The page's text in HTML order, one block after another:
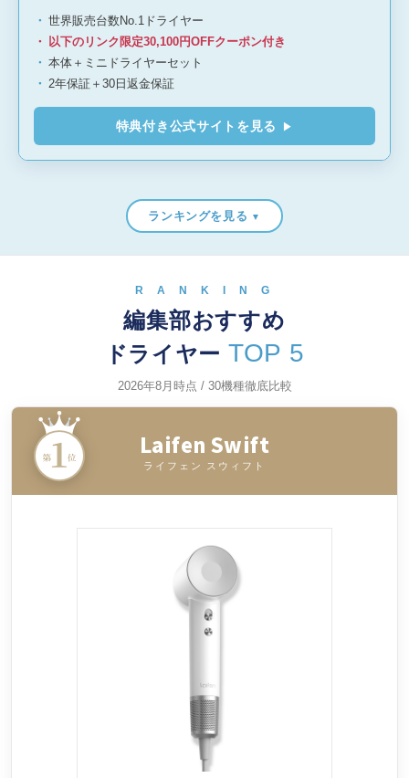
世界販売台数No.1ドライヤー
以下のリンク限定30,100円OFFクーポン付き
本体＋ミニドライヤーセット
2年保証＋30日返金保証
特典付き公式サイトを見る ▶
ランキングを見る
R A N K I N G
編集部おすすめ
ドライヤー TOP 5
2026年8月時点 / 30機種徹底比較
Laifen Swift
ライフェン スウィフト